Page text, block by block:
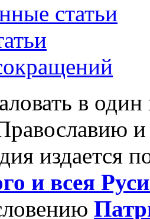
статьи
в
издается
и всея